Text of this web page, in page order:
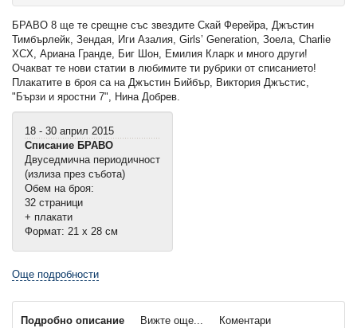
БРАВО 8 ще те срещне със звездите Скай Ферейра, Джъстин
Тимбърлейк, Зендая, Иги Азалия, Girls’ Generation, Зоела, Charlie
XCX, Ариана Гранде, Биг Шон, Емилия Кларк и много други!
Очакват те нови статии в любимите ти рубрики от списанието!
Плакатите в броя са на Джъстин Бийбър, Виктория Джъстис,
"Бързи и яростни 7", Нина Добрев.
18 - 30 април 2015
Списание БРАВО
Двуседмична периодичност
(излиза през събота)
Обем на броя:
32 страници
+ плакати
Формат: 21 х 28 см
Още подробности
Подробно описание Вижте още... Коментари